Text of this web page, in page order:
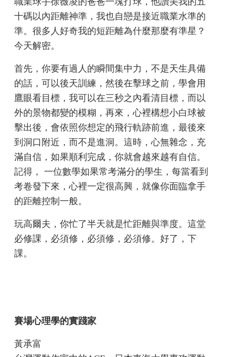
十碼以內距離神準，我也自戀是接近職業水準的
準。很多人好奇我的短距離為什麼那麼有準星？
今天解密。
首先，你要有過人的瞬間集中力，不是天生具備
的話，可以後天訓練，然後在擊球之前，學會用
鷹眼看目標，我可以在三秒之內看清目標，而以
外的景物都變的模糊，再來，心裡構想小白球被
擊出後，會依照你想定的飛行軌跡前進，最後來
到洞口附近，而不是進洞。這時，心無雜念，充
滿自信，如果順利完成，你就會越來越有自信。
記得， 一位數學如果常考滿分的學生，每當看到
考卷發下來，心裡一定很高興，就像你面臨拿手
的距離控制一般。
玩高爾夫，你忙了半天就是忙距離與準度。這堂
必修課，必須修，必須修，必須修。好了，下
課。
賽場心理學的實踐家
黃承富